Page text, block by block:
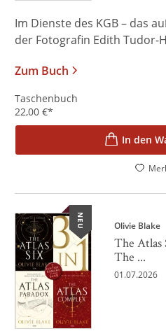
Im Dienste des KGB – das
der Fotografin Edith Tudor-
Zum Buch
Taschenbuch
22,00 €*
In den
NEU Olivie Blake
The Atlas
The ...
01.07.2026